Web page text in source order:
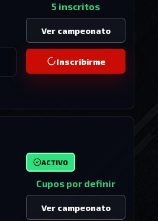
5 inscritos
Ver campeonato
Inscribirme
ACTIVO
Cupos por definir
Ver campeonato